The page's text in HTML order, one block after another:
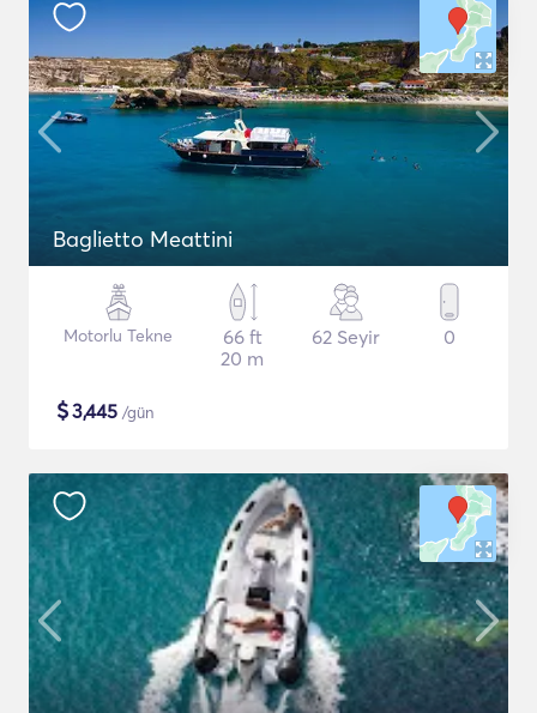
Baglietto Meattini
Motorlu Tekne
66 ft
20 m
62 Seyir 0
$3,445 /gün